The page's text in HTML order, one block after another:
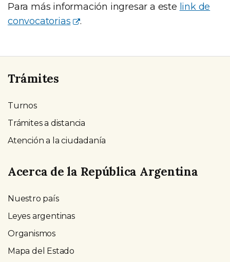
Para más información ingresar a este link de
convocatorias
.
Trámites
Turnos
Trámites a distancia
Atención a la ciudadanía
Acerca de la República Argentina
Nuestro país
Leyes argentinas
Organismos
Mapa del Estado